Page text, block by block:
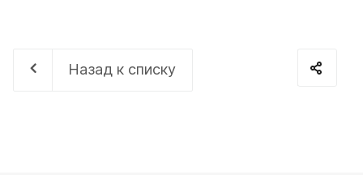
Назад к списку